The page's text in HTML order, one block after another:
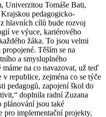
Univerzitou Tomáše Bati,
pedagogicko-
hlavních cílů bude rozvoj
ve výuce, kariérového
žáka. To jsou velmi
Těším se na
a smysluplného
na co navazovat, už teď
republice, zejména co se týče
pedagogů, zapojení škol do
doplnila radní Zuzana
plánování jsou také
pro implementační projekty,